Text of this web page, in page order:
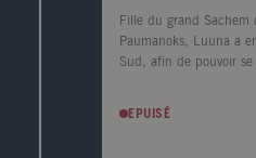
Fille du grand
Paumanoks, Luuna a
Sud, afin de pouvoir
parcourt, l'une nous
mystérieuse où repose
EPUISÉ